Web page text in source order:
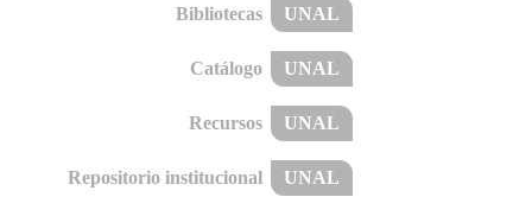
Bibliotecas UNAL
Catálogo UNAL
Recursos UNAL
Repositorio institucional UNAL